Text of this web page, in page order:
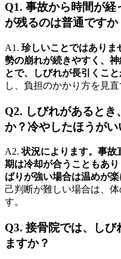
Q1. 事故から時間が
が残るのは普通ですか
A1. 珍しいことではありま
勢の崩れが続きやすく、
とで、しびれが長引くこと
し、負担のかかり方を見直
Q2. しびれがあると
か？冷やしたほうがい
A2.状況によります。事故
期は冷却が合うこともあ
ばりが強い場合は温めが
己判断が難しい場合は、
す。
Q3. 接骨院では、しび
ますか？